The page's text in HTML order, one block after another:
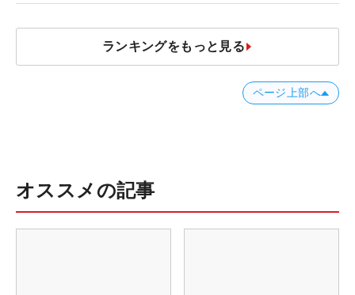
ランキングをもっと見る
ページ上部へ
オススメの記事